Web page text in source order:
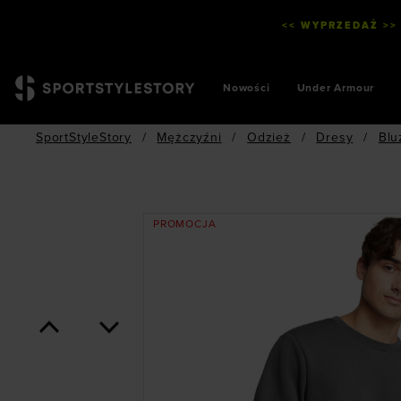
<< WYPRZEDAŻ
Nowości Under Armour
SportStyleStory / Mężczyźni / Odzież / Dresy /
PROMOCJA
< >